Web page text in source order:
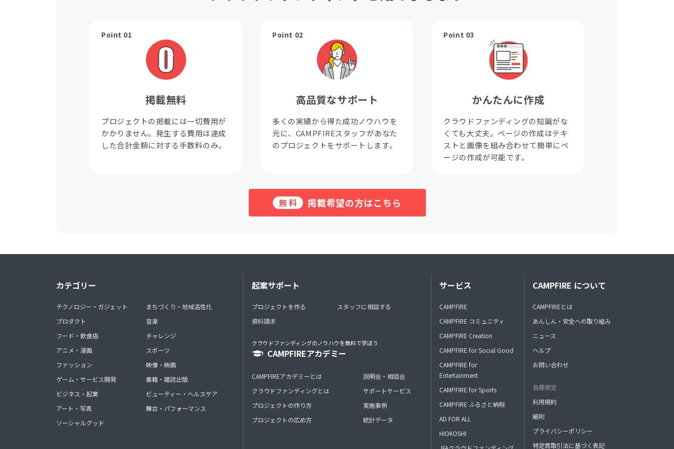
Point 01
掲載無料
プロジェクトの掲載には一切費用が
かかりません。発生する費用は達成
した合計金額に対する手数料のみ。
Point 02
高品質なサポート
多くの実績から得た成功ノウハウを
元に、CAMPFIREスタッフがあなた
のプロジェクトをサポートします。
Point 03
かんたんに作成
クラウドファンディングの知識がな
くても大丈夫。ページの作成はテキ
ストと画像を組み合わせて簡単にペ
ージの作成が可能です。
無料 掲載希望の方はこちら
カテゴリー
テクノロジー・ガジェット
プロダクト
フード・飲食店
アニメ・漫画
ファッション
ゲーム・サービス開発
ビジネス・起業
アート・写真
ソーシャルグッド
まちづくり・地域活性化
音楽
チャレンジ
スポーツ
映像・映画
書籍・雑誌出版
ビューティー・ヘルスケア
舞台・パフォーマンス
起案サポート
プロジェクトを作る
資料請求
スタッフに相談する
クラウドファンディングのノウハウを無料で学ぼう
CAMPFIREアカデミー
CAMPFIREアカデミーとは
クラウドファンディングとは
プロジェクトの作り方
プロジェクトの広め方
説明会・相談会
サポートサービス
実施事例
統計データ
サービス
CAMPFIRE
CAMPFIRE コミュニティ
CAMPFIRE Creation
CAMPFIRE for Social Good
CAMPFIRE for
Entertainment
CAMPFIRE for Sports
CAMPFIRE ふるさと納税
AD FOR ALL
HIOKOSHI
CAMPFIRE について
CAMPFIREとは
あんしん・安全への取り組み
ニュース
ヘルプ
お問い合わせ
各種規定
利用規約
細則
プライバシーポリシー
特定商取引法に基づく表記